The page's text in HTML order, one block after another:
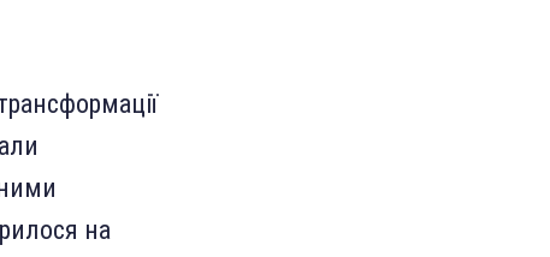
на